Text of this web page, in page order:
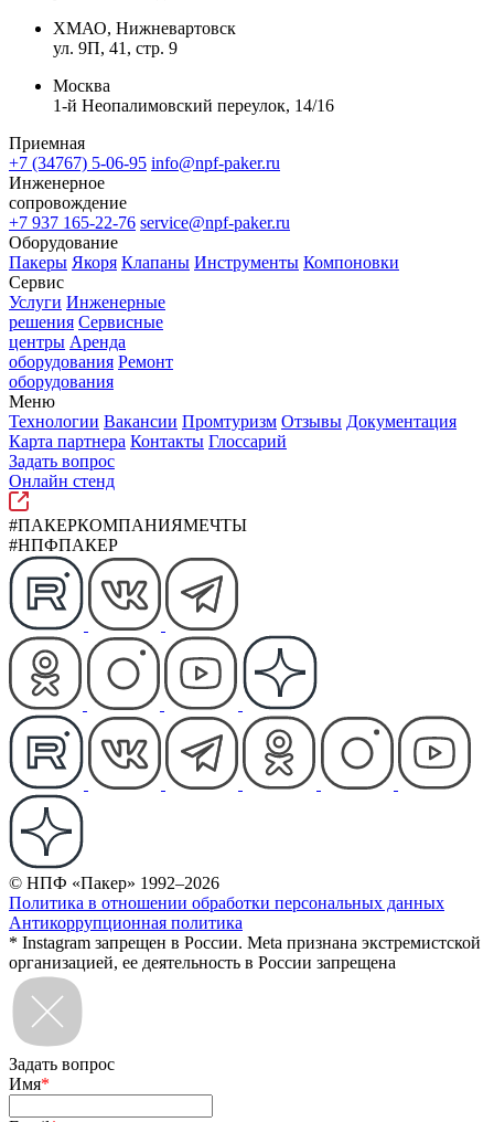
ХМАО, Нижневартовск
ул. 9П, 41, стр. 9
Москва
1-й Неопалимовский переулок, 14/16
Приемная
+7 (34767) 5-06-95 info@npf-paker.ru
Инженерное
сопровождение
+7 937 165-22-76 service@npf-paker.ru
Оборудование
Пакеры Якоря Клапаны Инструменты Компоновки
Сервис
Услуги Инженерные
решения Сервисные
центры Аренда
оборудования Ремонт
оборудования
Меню
Технологии Вакансии Промтуризм Отзывы Документация
Карта партнера Контакты Глоссарий
Задать вопрос
Онлайн стенд
#ПАКЕРКОМПАНИЯМЕЧТЫ
#НПФПАКЕР
© НПФ «Пакер» 1992–2026
Политика в отношении обработки персональных данных
Антикоррупционная политика
* Instagram запрещен в России. Meta признана экстремистской
организацией, ее деятельность в России запрещена
Задать вопрос
Имя*